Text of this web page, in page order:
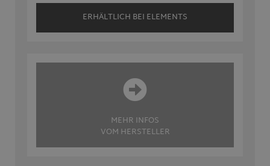
ERHÄLTLICH BEI ELEMENTS
MEHR INFOS
VOM HERSTELLER